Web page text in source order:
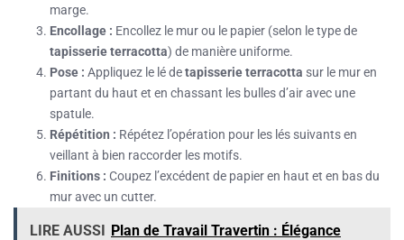
marge.
Encollage : Encollez le mur ou le papier (selon le type de
tapisserie terracotta) de manière uniforme.
Pose : Appliquez le lé detapisserie terracotta sur le mur en
partant du haut et en chassant les bulles d’air avec une
spatule.
Répétition : Répétez l’opération pour les lés suivants en
veillant à bien raccorder les motifs.
Finitions : Coupez l’excédent de papier en haut et en bas du
mur avec un cutter.
LIRE AUSSI Plan de Travail Travertin : Élégance